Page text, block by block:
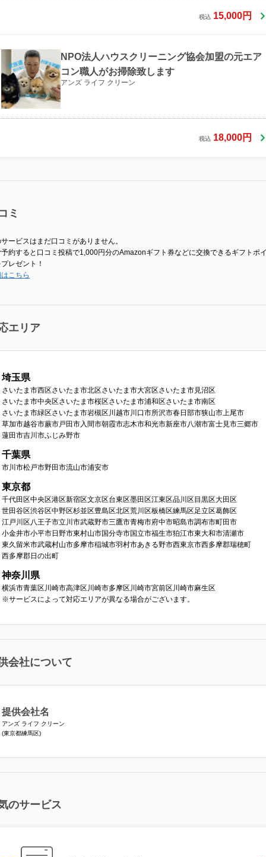
税込 15,000円
NPO法人ハウスクリーニング協会加盟の元エア
コン職人がお掃除致します
アンズ ライフ クリーン
税込 18,000円
ミ
ービスはまだ口コミがありません。
約すると口コミ投稿で1,000円分のAmazonギフト券などに交換できるギフトポ
レゼント！
こちら
エリア
埼玉県
さいたま市西区さいたま市北区さいたま市大宮区さいたま市見沼区
さいたま市中央区さいたま市桜区さいたま市浦和区さいたま市南区
さいたま市緑区さいたま市岩槻区 川越市川口市所沢市春日部市狭山市上尾市
草加市越谷市蕨市戸田市入間市朝霞市志木市和光市新座市八潮市富士見市三郷市
蓮田市吉川市ふじみ野市
千葉県
市川市松戸市野田市流山市浦安市
東京都
千代田区中央区港区新宿区文京区台東区墨田区江東区品川区 目黒区大田区
世田谷区渋谷区中野区杉並区豊島区北区荒川区板橋区練馬区足立区葛飾区
江戸川区八王子市立川市武蔵野市三鷹市青梅市府中市昭島市調布市町田市
小金井市小平市日野市東村山市国分寺市国立市福生市狛江市東大和市清瀬市
東久留米市武蔵村山市多摩市稲城市羽村市あきる野市西東京市西多摩郡瑞穂町
西多摩郡日の出町
神奈川県
横浜市青葉区 川崎市高津区 川崎市多摩区 川崎市宮前区 川崎市麻生区
※サービスによって対応エリアが異なる場合がございます。
会社について
提供会社名
アンズ ライフ クリーン
(東京都練馬区)
のサービス